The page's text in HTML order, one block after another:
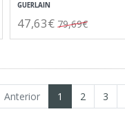
GUERLAIN
47,63€ 79,69€
Anterior 1 2 3